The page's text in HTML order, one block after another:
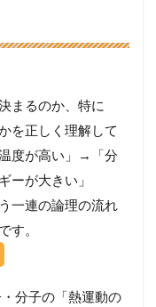
まるのか、特に
を正しく理解して
度が高い」→「分
が大きい」
一連の論理の流れ
す。
分子の「熱運動の